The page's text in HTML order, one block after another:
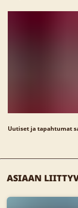
Uutiset ja tapahtumat
ASIAAN